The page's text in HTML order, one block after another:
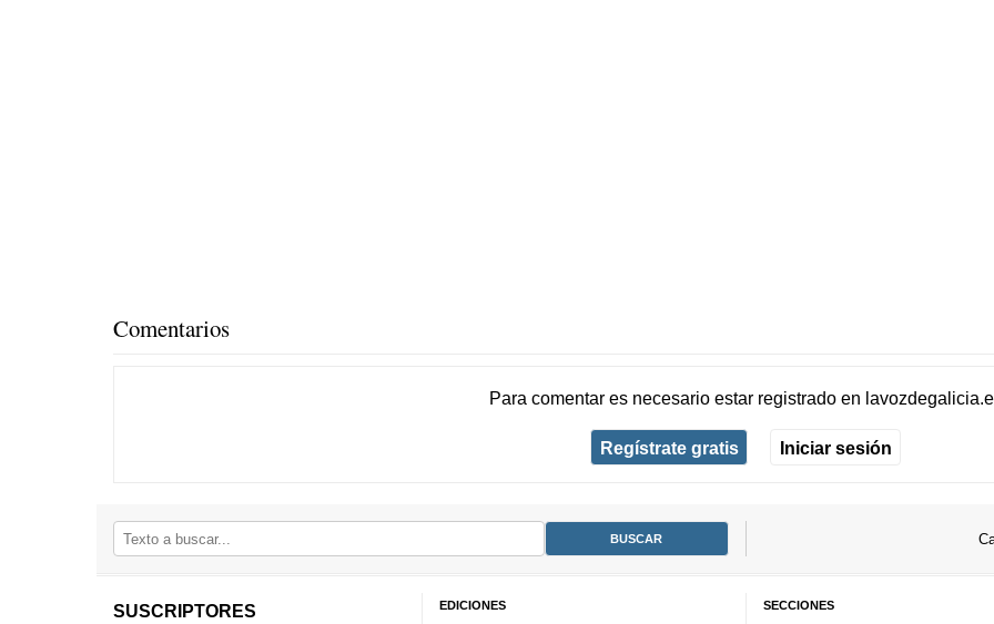
Comentarios
Para comentar es necesario estar registradoen
Regístrate gratis Iniciar sesión
SUSCRIPTORES
EDICIONES SECCIONES